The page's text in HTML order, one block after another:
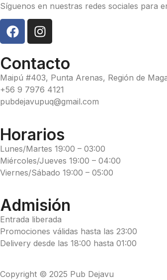
Síguenos en nuestras redes sociales para
Contacto
Maipú #403, Punta Arenas, Región de
+56 9 7976 4121
pubdejavupuq@gmail.com
Horarios
Lunes/Martes 19:00 – 03:00
Miércoles/Jueves 19:00 – 04:00
Viernes/Sábado 19:00 – 05:00
Admisión
Entrada liberada
Promociones válidas hasta las 23:00
Delivery desde las 18:00 hasta 01:00
Copyright © 2025 Pub Dejavu